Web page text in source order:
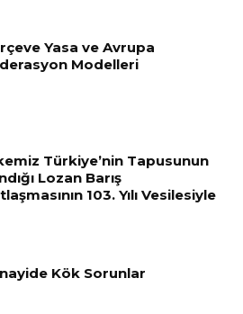
Yasa ve Avrupa
Modelleri
Türkiye’nin Tapusunun
Lozan Barış
103. Yılı Vesilesiyle
Kök Sorunlar